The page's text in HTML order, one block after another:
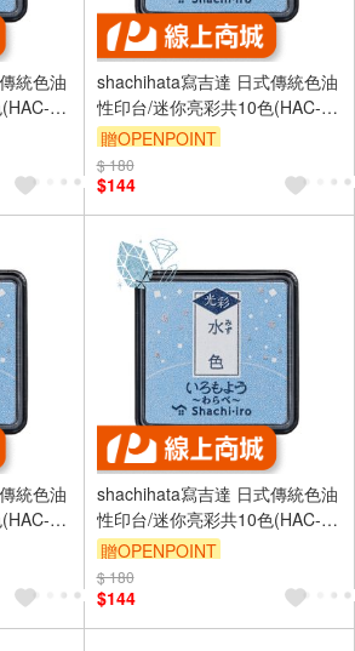
統色油
shachihata寫吉達 日式傳統色油
性印台/迷你亮彩共10色(HAC-
S1G)若竹色
贈OPENPOINT
$ 180
$144
統色油
shachihata寫吉達 日式傳統色油
性印台/迷你亮彩共10色(HAC-
S1G)藤色
贈OPENPOINT
$ 180
$144